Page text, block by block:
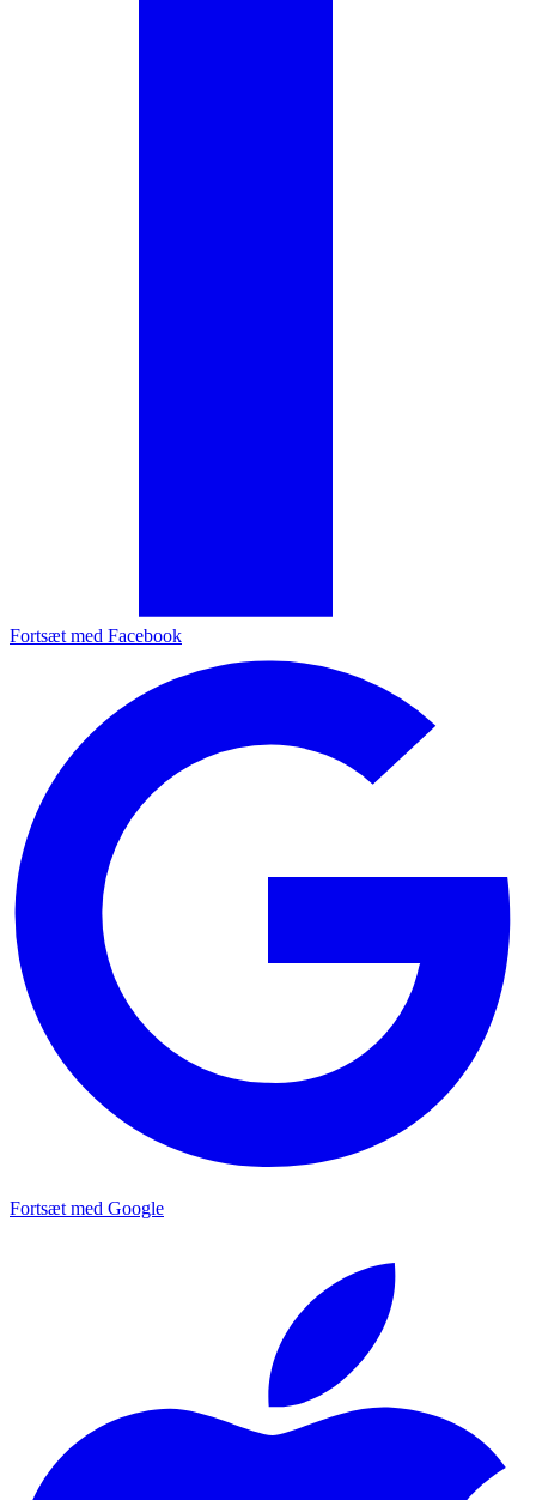
Fortsæt med Facebook
Fortsæt med Google